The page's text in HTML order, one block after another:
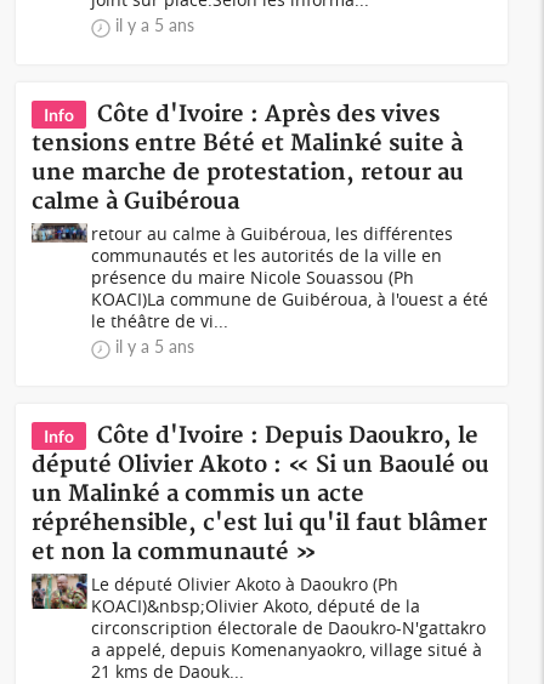
il y a 5 ans
Info
Côte d'Ivoire : Après des vives
tensions entre Bété et Malinké suite à
une marche de protestation, retour au
calme à Guibéroua
retour au calme à Guibéroua, les différentes
communautés et les autorités de la ville en
présence du maire Nicole Souassou (Ph
KOACI)La commune de Guibéroua, à l'ouest a été
le théâtre de vi...
il y a 5 ans
Info
Côte d'Ivoire : Depuis Daoukro, le
député Olivier Akoto : « Si un Baoulé ou
un Malinké a commis un acte
répréhensible, c'est lui qu'il faut blâmer
et non la communauté »
Le député Olivier Akoto à Daoukro (Ph
KOACI)&nbsp;Olivier Akoto, député de la
circonscription électorale de Daoukro-N'gattakro
a appelé, depuis Komenanyaokro, village situé à
21 kms de Daouk...